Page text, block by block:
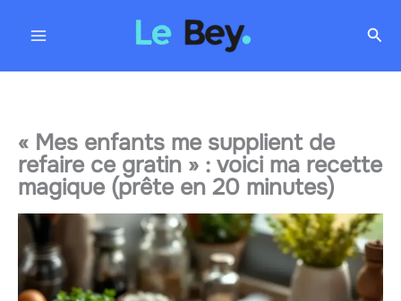
« Mes enfants me supplient de
refaire ce gratin » : voici ma recette
magique (prête en 20 minutes)